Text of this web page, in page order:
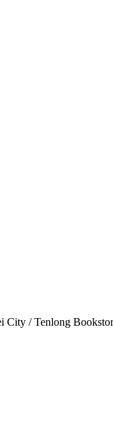
/ Tenlong